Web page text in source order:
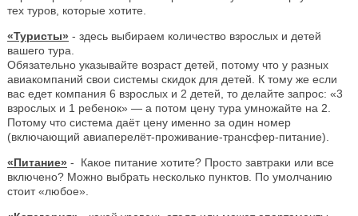
тех туров, которые хотите.
«Туристы» - здесь выбираем количество взрослых и детей
вашего тура.
Обязательно указывайте возраст детей, потому что у разных
авиакомпаний свои системы скидок для детей. К тому же если
вас едет компания 6 взрослых и 2 детей, то делайте запрос: «3
взрослых и 1 ребенок» — а потом цену тура умножайте на 2.
Потому что система даёт цену именно за один номер
(включающий авиаперелёт-проживание-трансфер-питание).
«Питание» - Какое питание хотите? Просто завтраки или все
включено? Можно выбрать несколько пунктов. По умолчанию
стоит «любое».